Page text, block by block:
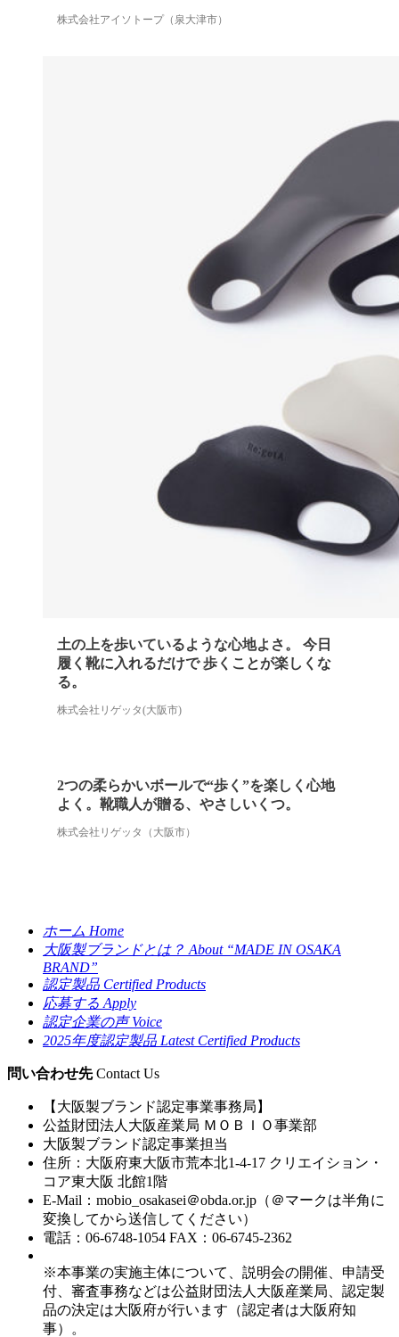
株式会社アイソトープ（泉大津市）
土の上を歩いているような心地よさ。 今日
履く靴に入れるだけで 歩くことが楽しくな
る。
株式会社リゲッタ(大阪市)
2つの柔らかいボールで“歩く”を楽しく心地
よく。靴職人が贈る、やさしいくつ。
株式会社リゲッタ（大阪市）
ホーム Home
大阪製ブランドとは？ About “MADE IN OSAKA
BRAND”
認定製品 Certified Products
応募する Apply
認定企業の声 Voice
2025年度認定製品 Latest Certified Products
問い合わせ先 Contact Us
【大阪製ブランド認定事業事務局】
公益財団法人大阪産業局 ＭＯＢＩＯ事業部
大阪製ブランド認定事業担当
住所：大阪府東大阪市荒本北1-4-17 クリエイション・
コア東大阪 北館1階
E-Mail： mobio_osakasei＠obda.or.jp （＠マークは半角に
変換してから送信してください）
電話：06-6748-1054 FAX：06-6745-2362
※本事業の実施主体について、説明会の開催、申請受
付、審査事務などは公益財団法人大阪産業局、認定製
品の決定は大阪府が行います（認定者は大阪府知
事）。